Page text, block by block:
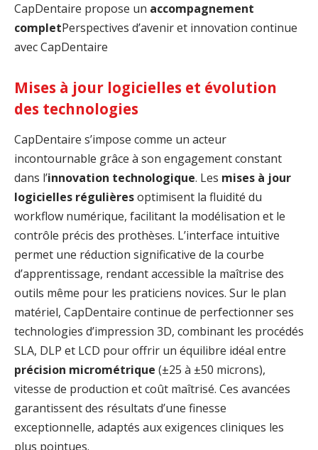
CapDentaire propose un accompagnement
completPerspectives d’avenir et innovation continue
avec CapDentaire
Mises à jour logicielles et évolution
des technologies
CapDentaire s’impose comme un acteur
incontournable grâce à son engagement constant
dans l’innovation technologique. Les mises à jour
logicielles régulièresoptimisent la fluidité du
workflow numérique, facilitant la modélisation et le
contrôle précis des prothèses. L’interface intuitive
permet une réduction significative de la courbe
d’apprentissage, rendant accessible la maîtrise des
outils même pour les praticiens novices. Sur le plan
matériel, CapDentaire continue de perfectionner ses
technologies d’impression 3D, combinant les procédés
SLA, DLP et LCD pour offrir un équilibre idéal entre
précision micrométrique (±25 à ±50 microns),
vitesse de production et coût maîtrisé. Ces avancées
garantissent des résultats d’une finesse
exceptionnelle, adaptés aux exigences cliniques les
plus pointues.